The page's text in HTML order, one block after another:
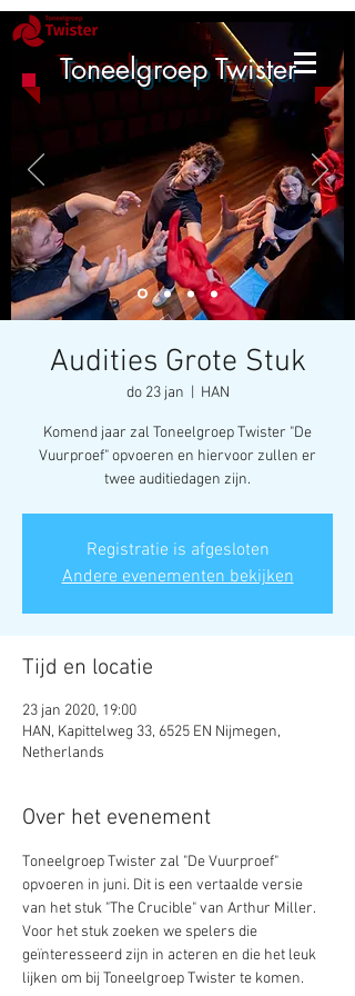
Toneelgroep Twister
Audities Grote Stuk
do 23 jan HAN
Komend jaar zal Toneelgroep Twister "De
Vuurproef" opvoeren en hiervoor zullen er
twee auditiedagen zijn.
Registratie is afgesloten
Andere evenementen bekijken
Tijd en locatie
23 jan 2020, 19:00
HAN, Kapittelweg 33, 6525 EN Nijmegen,
Netherlands
Over het evenement
Toneelgroep Twister zal "De Vuurproef"
opvoeren in juni. Dit is een vertaalde versie
van het stuk "The Crucible" van Arthur Miller.
Voor het stuk zoeken we spelers die
geïnteresseerd zijn in acteren en die het leuk
lijken om bij Toneelgroep Twister te komen.